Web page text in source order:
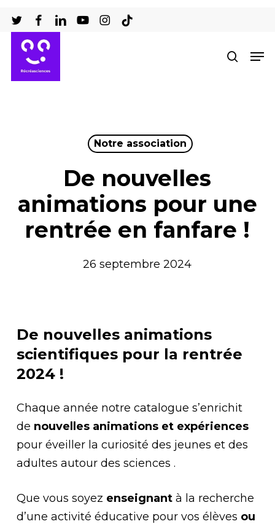
au
contenu
principal
Notre association
De nouvelles
animations pour une
rentrée en fanfare !
26 septembre 2024
De nouvelles animations
scientifiques pour la rentrée
2024 !
Chaque année notre catalogue s’enrichit
de nouvelles animations et expériences
pour éveiller la curiosité des jeunes et des
adultes autour des sciences .
Que vous soyez enseignant à la recherche
d’une activité éducative pour vos élèves ou
le